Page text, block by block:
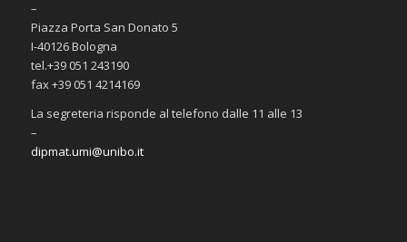
–
Piazza Porta San Donato 5
I-40126 Bologna
tel.+39 051 243190
fax +39 051 4214169
La segreteria risponde al telefono dalle 11 alle 13
–
dipmat.umi@unibo.it